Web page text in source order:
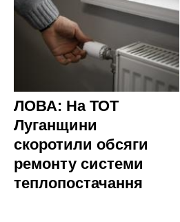
ЛОВА: На ТОТ
Луганщини
скоротили обсяги
ремонту системи
теплопостачання